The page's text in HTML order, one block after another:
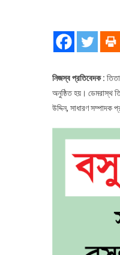
নিজস্ব প্রতিবেদক :
অনুষ্ঠিত হয়। ডেমরাস্থ
উদ্দিন, সাধারণ সম্পাদক